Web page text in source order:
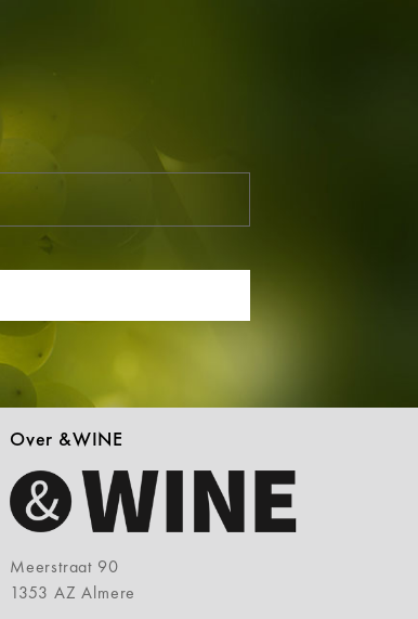
Over &WINE
Meerstraat 90
1353 AZ Almere